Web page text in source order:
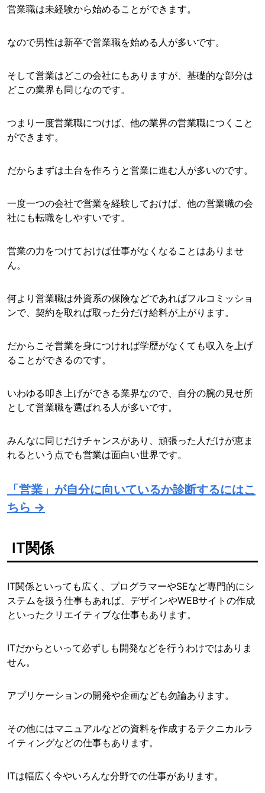
営業職は未経験から始めることができます。
なので男性は新卒で営業職を始める人が多いです。
そして営業はどこの会社にもありますが、基礎的な部分は
どこの業界も同じなのです。
つまり一度営業職につけば、他の業界の営業職につくこと
ができます。
だからまずは土台を作ろうと営業に進む人が多いのです。
一度一つの会社で営業を経験しておけば、他の営業職の会
社にも転職をしやすいです。
営業の力をつけておけば仕事がなくなることはありませ
ん。
何より営業職は外資系の保険などであればフルコミッショ
ンで、契約を取れば取った分だけ給料が上がります。
だからこそ営業を身につければ学歴がなくても収入を上げ
ることができるのです。
いわゆる叩き上げができる業界なので、自分の腕の見せ所
として営業職を選ばれる人が多いです。
みんなに同じだけチャンスがあり、頑張った人だけが恵ま
れるという点でも営業は面白い世界です。
「営業」が自分に向いているか診断するにはこ
ちら →
IT関係
IT関係といっても広く、プログラマーやSEなど専門的にシ
ステムを扱う仕事もあれば、デザインやWEBサイトの作成
といったクリエイティブな仕事もあります。
ITだからといって必ずしも開発などを行うわけではありま
せん。
アプリケーションの開発や企画なども勿論あります。
その他にはマニュアルなどの資料を作成するテクニカルラ
イティングなどの仕事もあります。
ITは幅広く今やいろんな分野での仕事があります。